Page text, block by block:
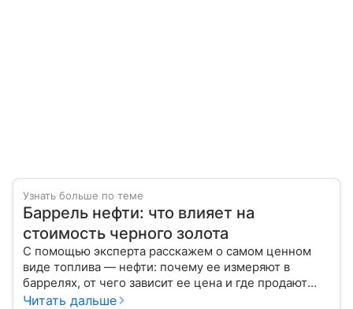
Узнать больше по теме
Баррель нефти: что влияет на
стоимость черного золота
С помощью эксперта расскажем о самом ценном
виде топлива — нефти: почему ее измеряют в
баррелях, от чего зависит ее цена и где продают
сырье.
Читать дальше